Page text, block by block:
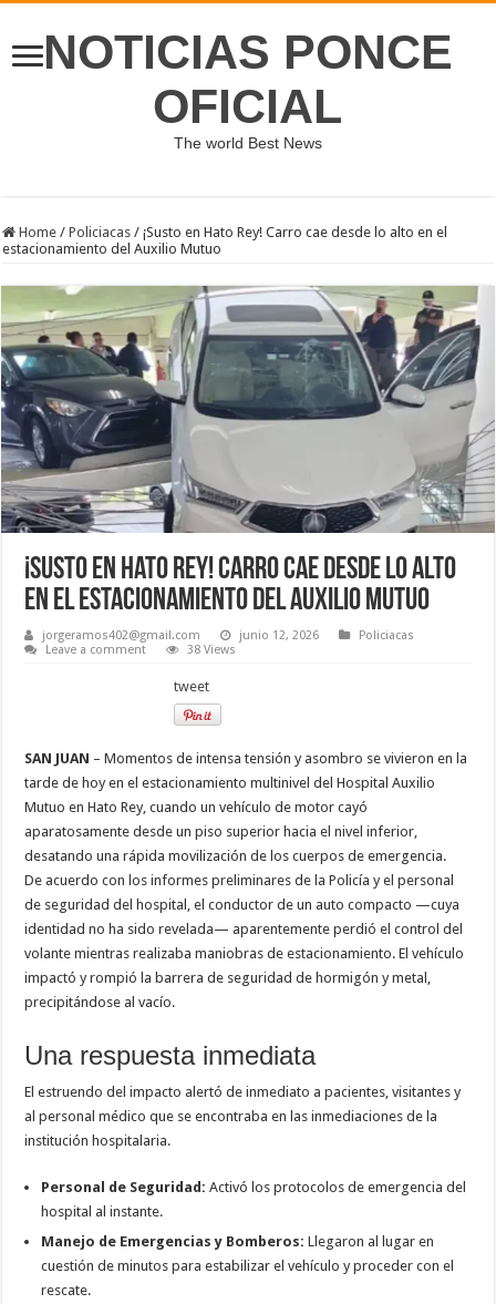
NOTICIAS PONCE
OFICIAL
The world Best News
Home / Policiacas / ¡Susto en Hato Rey! Carro cae desde lo alto en el
estacionamiento del Auxilio Mutuo
¡Susto en Hato Rey! Carro cae desde lo alto
en el estacionamiento del Auxilio Mutuo
jorgeramos402@gmail.com junio 12, 2026
Policiacas
Leave a comment
38 Views
tweet
SAN JUAN – Momentos de intensa tensión y asombro se vivieron en la
tarde de hoy en el estacionamiento multinivel del Hospital Auxilio
Mutuo en Hato Rey, cuando un vehículo de motor cayó
aparatosamente desde un piso superior hacia el nivel inferior,
desatando una rápida movilización de los cuerpos de emergencia.
De acuerdo con los informes preliminares de la Policía y el personal
de seguridad del hospital, el conductor de un auto compacto —cuya
identidad no ha sido revelada— aparentemente perdió el control del
volante mientras realizaba maniobras de estacionamiento. El vehículo
impactó y rompió la barrera de seguridad de hormigón y metal,
precipitándose al vacío.
Una respuesta inmediata
El estruendo del impacto alertó de inmediato a pacientes, visitantes y
al personal médico que se encontraba en las inmediaciones de la
institución hospitalaria.
Personal de Seguridad: Activó los protocolos de emergencia del
hospital al instante.
Manejo de Emergencias y Bomberos: Llegaron al lugar en
cuestión de minutos para estabilizar el vehículo y proceder con el
rescate.